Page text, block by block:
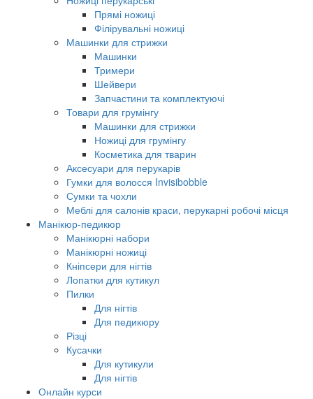
Прямі ножиці
Філірувальні ножиці
Машинки для стрижки
Машинки
Тримери
Шейвери
Запчастини та комплектуючі
Товари для грумінгу
Машинки для стрижки
Ножиці для грумінгу
Косметика для тварин
Аксесуари для перукарів
Гумки для волосся Invisibobble
Сумки та чохли
Меблі для салонів краси, перукарні робочі місця
Манікюр-педикюр
Манікюрні набори
Манікюрні ножиці
Кніпсери для нігтів
Лопатки для кутикул
Пилки
Для нігтів
Для педикюру
Різці
Кусачки
Для кутикули
Для нігтів
Онлайн курси